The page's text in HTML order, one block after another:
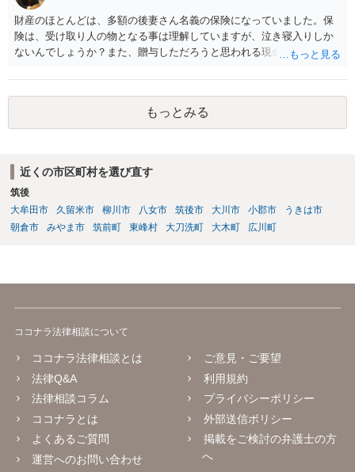
は低いと考えられます。 以上、ご参考になさってください。
財産のほとんどは、多額の後妻さん名義の保険になっていました。保
険は、受け取り人の物となる事は理解していますが、泣き寝入りしか
ないんでしょうか？また、贈与しただろうと思われる現金の引き出し
うか？ 保険は原則として受取人のものですが、遺産全体での保険金
の割合が高い場合、掛け金が一括払いで、保険金が掛け金の額と同様
の額の場合などは特別受益として遺留分の対象となる可能性がありま
す。 多額の現金の引き出しは、相手に渡ったかどうか、そのとき父
もっとみる
近くの市区町村を選び直す
筑後
大牟田市
久留米市 柳川市 八女市 筑後市 大川市 小郡市
うきは市
朝倉市
みやま市 筑前町 東峰村 大刀洗町 大木町 広川町
ココナラ法律相談について
ココナラ法律相談とは
法律Q&A
法律相談コラム
ココナラとは
よくあるご質問
運営へのお問い合わせ
ご意見・ご要望
利用規約
プライバシーポリシー
外部送信ポリシー
掲載をご検討の弁護士の方
へ